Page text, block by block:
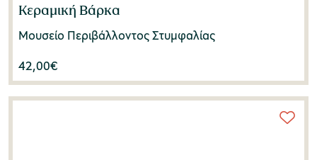
Κεραμική Βάρκα
Μουσείο Περιβάλλοντος Στυμφαλίας
42,00€